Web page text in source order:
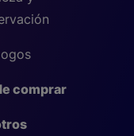
comprar